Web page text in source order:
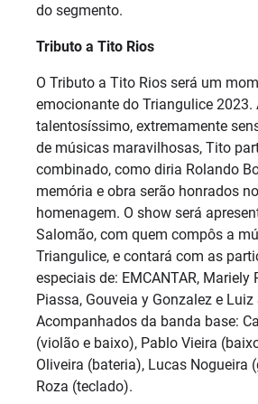
do segmento.
Tributo a Tito Rios
O Tributo a Tito Rios será um
emocionante do Triangulice 2023.
talentosíssimo, extremamente
de músicas maravilhosas, Tito
combinado, como diria Rolando
memória e obra serão honrados
homenagem. O show será
Salomão, com quem compôs a
Triangulice, e contará com as
especiais de: EMCANTAR, Mariely
Piassa, Gouveia y Gonzalez e Luiz
Acompanhados da banda base:
(violão e baixo), Pablo Vieira
Oliveira (bateria), Lucas Nogueira
Roza (teclado).